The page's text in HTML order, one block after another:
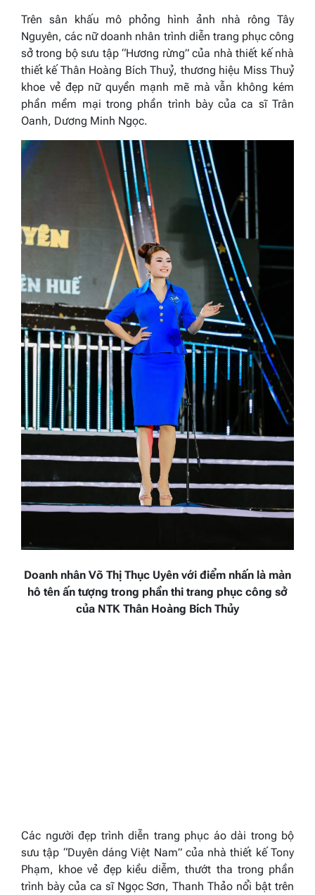
Trên sân khấu mô phỏng hình ảnh nhà rông Tây
Nguyên, các nữ doanh nhân trình diễn trang phục công
sở trong bộ sưu tập “Hương rừng” của nhà thiết kế nhà
thiết kế Thân Hoàng Bích Thuỷ, thương hiệu Miss Thuỷ
khoe vẻ đẹp nữ quyền mạnh mẽ mà vẫn không kém
phần mềm mại trong phần trình bày của ca sĩ Trân
Oanh, Dương Minh Ngọc.
Doanh nhân Võ Thị Thục Uyên với điểm nhấn là màn
hô tên ấn tượng trong phần thi trang phục công sở
của NTK Thân Hoàng Bích Thủy
Các người đẹp trình diễn trang phục áo dài trong bộ
sưu tập “Duyên dáng Việt Nam” của nhà thiết kế Tony
Phạm, khoe vẻ đẹp kiều diễm, thướt tha trong phần
trình bày của ca sĩ Ngọc Sơn, Thanh Thảo nổi bật trên